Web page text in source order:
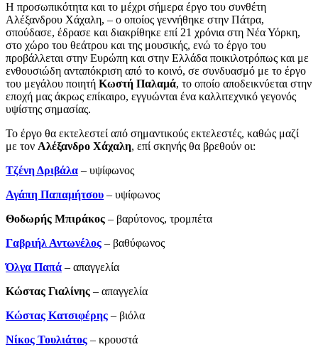
Η προσωπικότητα και το μέχρι σήμερα έργο του συνθέτη
Αλέξανδρου Χάχαλη, – ο οποίος γεννήθηκε στην Πάτρα,
σπούδασε, έδρασε και διακρίθηκε επί 21 χρόνια στη Νέα Υόρκη,
στο χώρο του θεάτρου και της μουσικής, ενώ το έργο του
προβάλλεται στην Ευρώπη και στην Ελλάδα ποικιλοτρόπως και με
ενθουσιώδη ανταπόκριση από το κοινό, σε συνδυασμό με το έργο
του μεγάλου ποιητή Κωστή Παλαμά, το οποίο αποδεικνύεται στην
εποχή μας άκρως επίκαιρο, εγγυώνται ένα καλλιτεχνικό γεγονός
υψίστης σημασίας.
Το έργο θα εκτελεστεί από σημαντικούς εκτελεστές, καθώς μαζί
με τον Αλέξανδρο Χάχαλη, επί σκηνής θα βρεθούν οι:
Τζένη Δριβάλα – υψίφωνος
Αγάπη Παπαμήτσου – υψίφωνος
Θοδωρής Μπιράκος – βαρύτονος, τρομπέτα
Γαβριήλ Αντωνέλος – βαθύφωνος
Όλγα Παπά – απαγγελία
Κώστας Γιαλίνης ­– απαγγελία
Κώστας Κατσιφέρης – βιόλα
Νίκος Τουλιάτος – κρουστά